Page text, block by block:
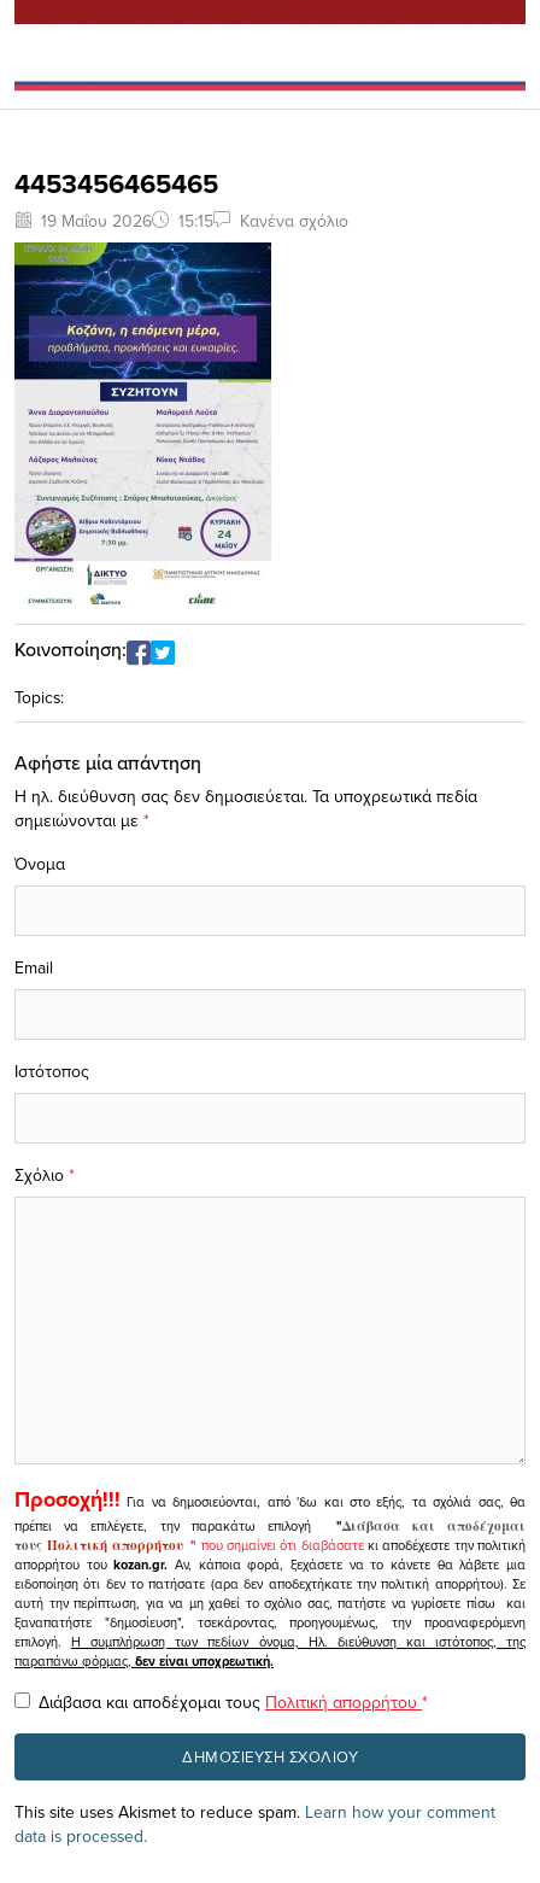
4453456465465
19 Μαΐου 2026 15:15 Κανένα σχόλιο
Κοινοποίηση:
Topics:
Αφήστε μία απάντηση
Η ηλ. διεύθυνση σας δεν δημοσιεύεται. Τα υποχρεωτικά πεδία
σημειώνονται με *
Σχόλιο *
Όνομα
Email
Ιστότοπος
Προσοχή!!! Για να δημοσιεύονται, από 'δω και στο εξής, τα σχόλιά σας, θα
πρέπει να επιλέγετε, την παρακάτω επιλογή
"Διάβασα και αποδέχομαι
τουςΠολιτική απορρήτου" που σημαίνει ότι διαβάσατεκι αποδέχεστε την πολιτική
απορρήτου τουkozan.gr. Αν, κάποια φορά, ξεχάσετε να το κάνετε θα λάβετε μια
ειδοποίηση ότι δεν το πατήσατε (αρα δεν αποδεχτήκατε την πολιτική απορρήτου). Σε
αυτή την περίπτωση, για να μη χαθεί το σχόλιο σας, πατήστε να γυρίσετε πίσω και
ξαναπατήστε "δημοσίευση", τσεκάροντας, προηγουμένως, την προαναφερόμενη
επιλογή.Η συμπλήρωση των πεδίων όνομα, Ηλ. διεύθυνση και ιστότοπος, της
παραπάνω φόρμας, δεν είναι υποχρεωτική.
Διάβασα και αποδέχομαι τους Πολιτική απορρήτου *
This site uses Akismet to reduce spam. Learn how your comment
data is processed.